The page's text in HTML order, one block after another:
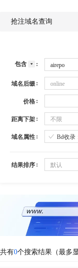
抢注域名查询
包含
域名后缀 online
价格
距离下架 不限
域名属性 Bd收录
结果排序 默认
共有0个搜索结果（最多